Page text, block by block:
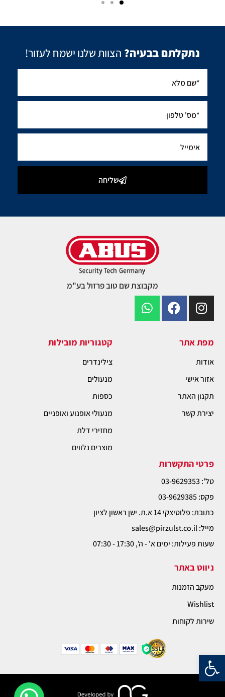
פתח סרגל נגישות
נתקלתם בבעיה? הצוות שלנו ישמח לעזור!
שליחה
מקבוצת שם טוב פרזול בע"מ
מפת אתר
אודות
אזור אישי
תקנון האתר
יצירת קשר
קטגוריות מובילות
צילינדרים
מנעולים
כספות
מנעולי אופנוע ואופניים
מחזירי דלת
מוצרים נלווים
פרטי התקשרות
טל': 03-9629353
פקס: 03-9629385
כתובת: פלוטיצקי 14 א.ת. ישן ראשון לציון
מייל: sales@pirzulst.co.il
שעות פעילות: ימים א' - ה', 17:30 - 07:30
ניווט באתר
מעקב הזמנות
Wishlist
שירות לקוחות